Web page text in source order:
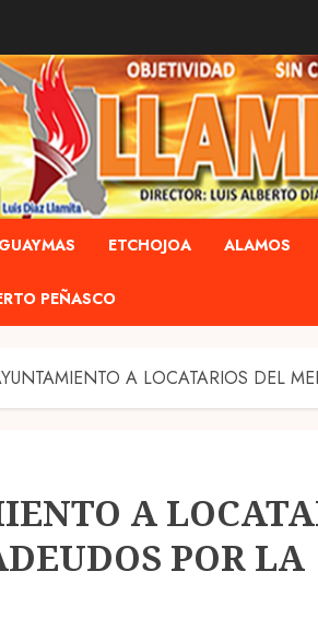
GUAYMAS ETCHOJOA ALAMOS
PEÑASCO
A LOCATARIOS DEL
A
POR LA